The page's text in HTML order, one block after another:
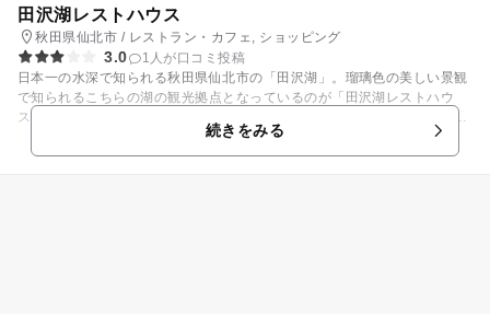
田沢湖レストハウス
秋田県仙北市 / レストラン・カフェ, ショッピング
3.0
1人が口コミ投稿
日本一の水深で知られる秋田県仙北市の「田沢湖」。瑠璃色の美しい景観
で知られるこちらの湖の観光拠点となっているのが「田沢湖レストハウ
ス」です。館内のレストランでは、秋田県郷土のきりたんぽや比内地鶏の
料理が食べられます。お土産品もズラリと並び、秋田県名産品や特産品が
数多く並びます。 また、駐車場は広々としており、田沢湖畔の道路を挟ん
続きをみる